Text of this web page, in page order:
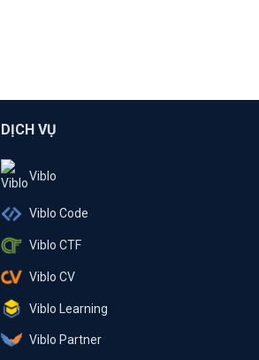
DỊCH VỤ
Viblo
Viblo Code
Viblo CTF
Viblo CV
Viblo Learning
Viblo Partner